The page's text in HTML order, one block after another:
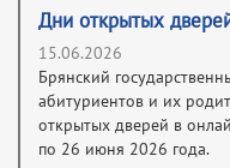
Дни открытых
15.06.2026
Брянский
абитуриентов и их
открытых дверей в
по 26 июня 2026 года.